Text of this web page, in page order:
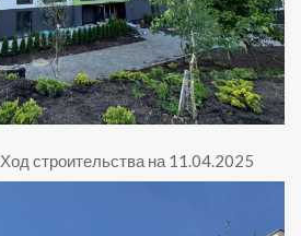
Ход строительства на 11.04.2025